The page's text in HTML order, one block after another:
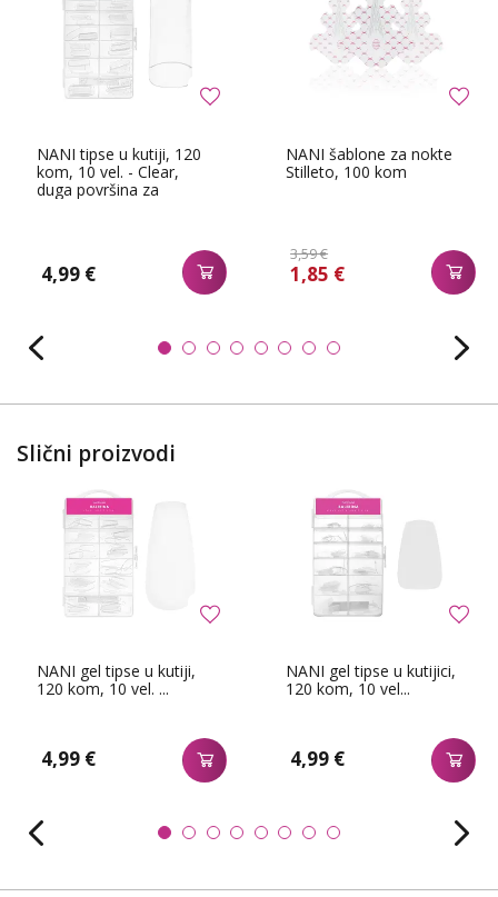
NANI tipse u kutiji, 120
kom, 10 vel. - Clear,
duga površina za
4,99 €
NANI šablone za nokte
Stilleto, 100 kom
3,59 €
1,85 €
Slični proizvodi
NANI gel tipse u kutiji,
120 kom, 10 vel. ...
4,99 €
NANI gel tipse u kutijici,
120 kom, 10 vel...
4,99 €